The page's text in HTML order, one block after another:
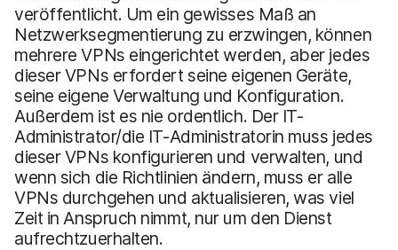
veröffentlicht. Um ein gewisses Maß an
Netzwerksegmentierung zu erzwingen, können
mehrere VPNs eingerichtet werden, aber jedes
dieser VPNs erfordert seine eigenen Geräte,
seine eigene Verwaltung und Konfiguration.
Außerdem ist es nie ordentlich. Der IT-
Administrator/die IT-Administratorin muss jedes
dieser VPNs konfigurieren und verwalten, und
wenn sich die Richtlinien ändern, muss er alle
VPNs durchgehen und aktualisieren, was viel
Zeit in Anspruch nimmt, nur um den Dienst
aufrechtzuerhalten.